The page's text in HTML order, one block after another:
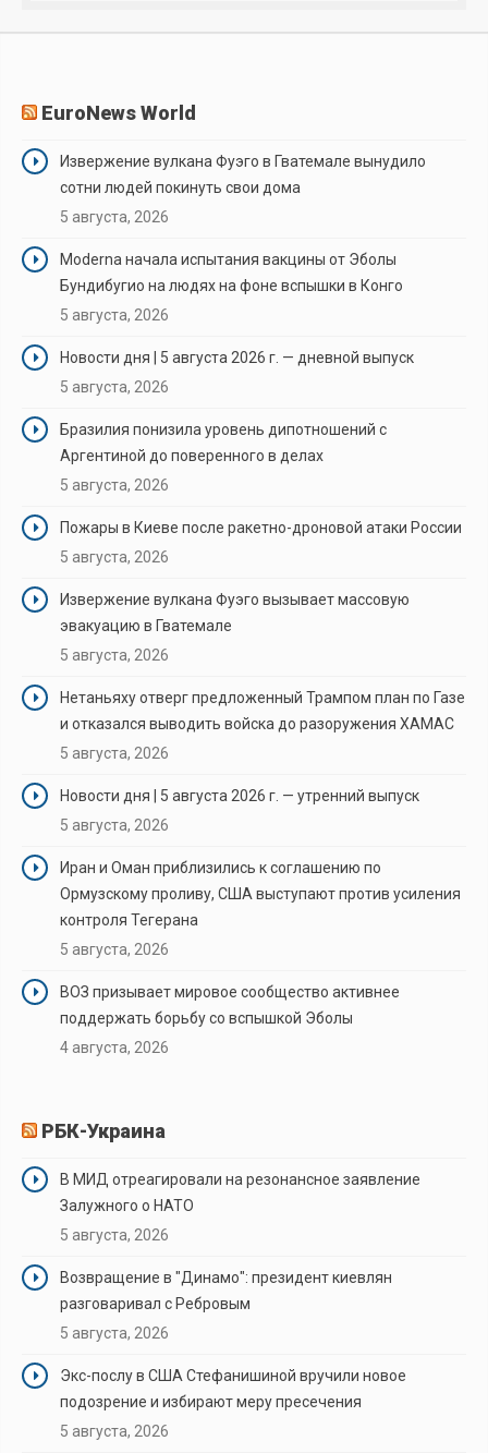
EuroNews World
Извержение вулкана Фуэго в Гватемале вынудило
сотни людей покинуть свои дома
5 августа, 2026
Moderna начала испытания вакцины от Эболы
Бундибугио на людях на фоне вспышки в Конго
5 августа, 2026
Новости дня | 5 августа 2026 г. — дневной выпуск
5 августа, 2026
Бразилия понизила уровень дипотношений с
Аргентиной до поверенного в делах
5 августа, 2026
Пожары в Киеве после ракетно-дроновой атаки России
5 августа, 2026
Извержение вулкана Фуэго вызывает массовую
эвакуацию в Гватемале
5 августа, 2026
Нетаньяху отверг предложенный Трампом план по Газе
и отказался выводить войска до разоружения ХАМАС
5 августа, 2026
Новости дня | 5 августа 2026 г. — утренний выпуск
5 августа, 2026
Иран и Оман приблизились к соглашению по
Ормузскому проливу, США выступают против усиления
контроля Тегерана
5 августа, 2026
ВОЗ призывает мировое сообщество активнее
поддержать борьбу со вспышкой Эболы
4 августа, 2026
РБК-Украина
В МИД отреагировали на резонансное заявление
Залужного о НАТО
5 августа, 2026
Возвращение в "Динамо": президент киевлян
разговаривал с Ребровым
5 августа, 2026
Экс-послу в США Стефанишиной вручили новое
подозрение и избирают меру пресечения
5 августа, 2026